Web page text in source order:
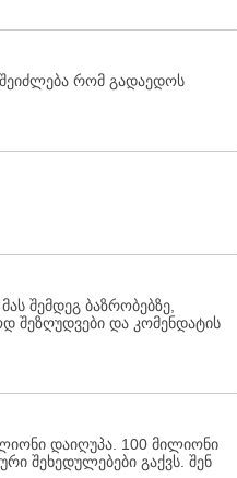
რომ გადაედოს
შემდეგ ბაზრობებზე,
შეზღუდვები და კომენდატის
დაიღუპა. 100 მილიონი
შეხედულებები გაქვს. შენ